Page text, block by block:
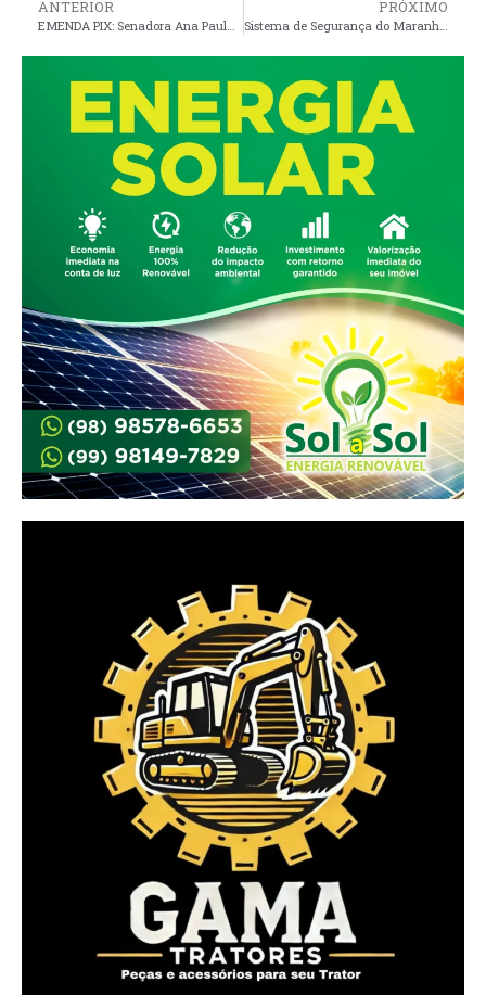
ANTERIOR
EMENDA PIX: Senadora Ana Paula destina R$ 30,1 milhões para nove prefeituras do Maranhão, Pinheiro sua terra natal ficou de fora
PRÓXIMO
Sistema de Segurança do Maranhão erradica plantação com 20 mil pés de maconha em Santa Helena